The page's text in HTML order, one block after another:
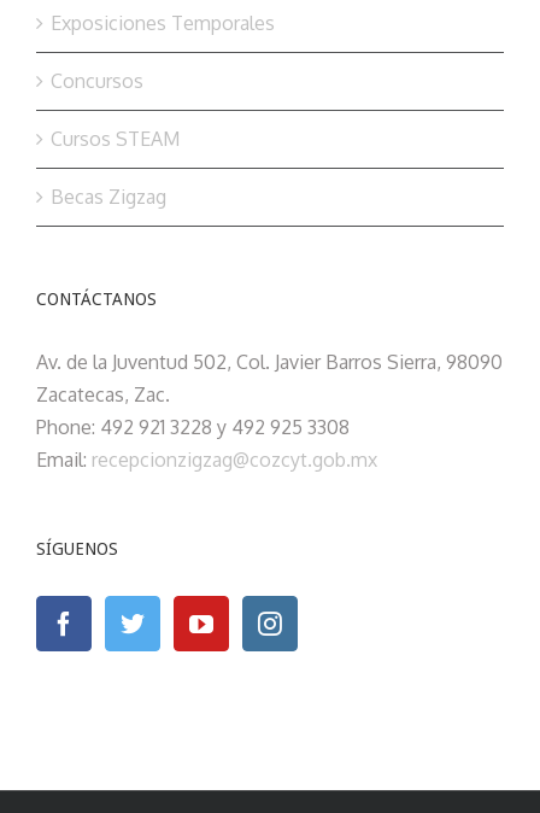
Exposiciones Temporales
Concursos
Cursos STEAM
Becas Zigzag
CONTÁCTANOS
Av. de la Juventud 502, Col. Javier Barros Sierra, 98090
Zacatecas, Zac.
Phone: 492 921 3228 y 492 925 3308
Email: recepcionzigzag@cozcyt.gob.mx
SÍGUENOS